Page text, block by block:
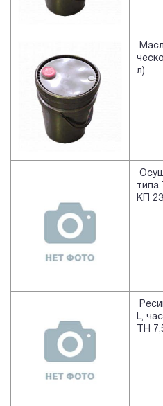
л)
типа
КП
L,
TH